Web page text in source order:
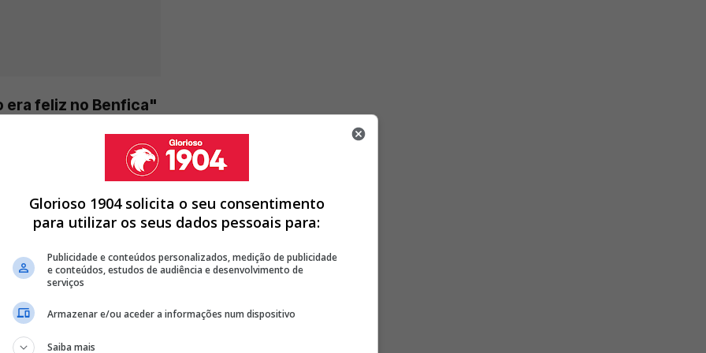
era feliz no Benfica"
E PODE SER MULTADO
A PORTUGAL, MAS PARA UM RIVAL DO BENFICA
BENFICA... ESTÁ PRESTES A ASSINAR PELO BARCELONA
< >
de contrato, mas senti que já não era feliz no
e uma parte tóxica que nunca tinha experimentado,
Glorioso 1904 solicita o seu consentimento
para utilizar os seus dados pessoais para:
Publicidade e conteúdos personalizados, medição de publicidade
e conteúdos, estudos de audiência e desenvolvimento de
serviços
Armazenar e/ou aceder a informações num dispositivo
Saiba mais